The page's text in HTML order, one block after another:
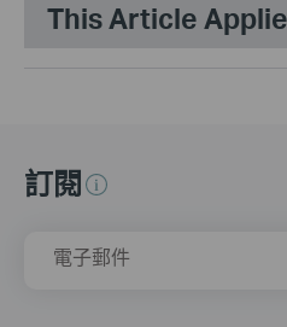
This Article
訂閱
電子郵件